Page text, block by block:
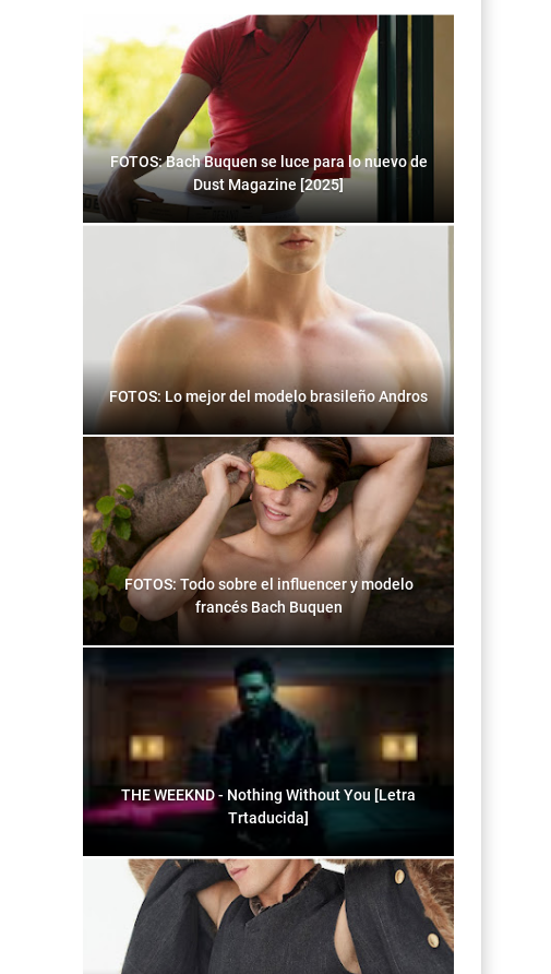
FOTOS: Bach Buquen se luce para lo nuevo de
Dust Magazine [2025]
FOTOS: Lo mejor del modelo brasileño Andros
FOTOS: Todo sobre el influencer y modelo
francés Bach Buquen
THE WEEKND - Nothing Without You [Letra
Trtaducida]